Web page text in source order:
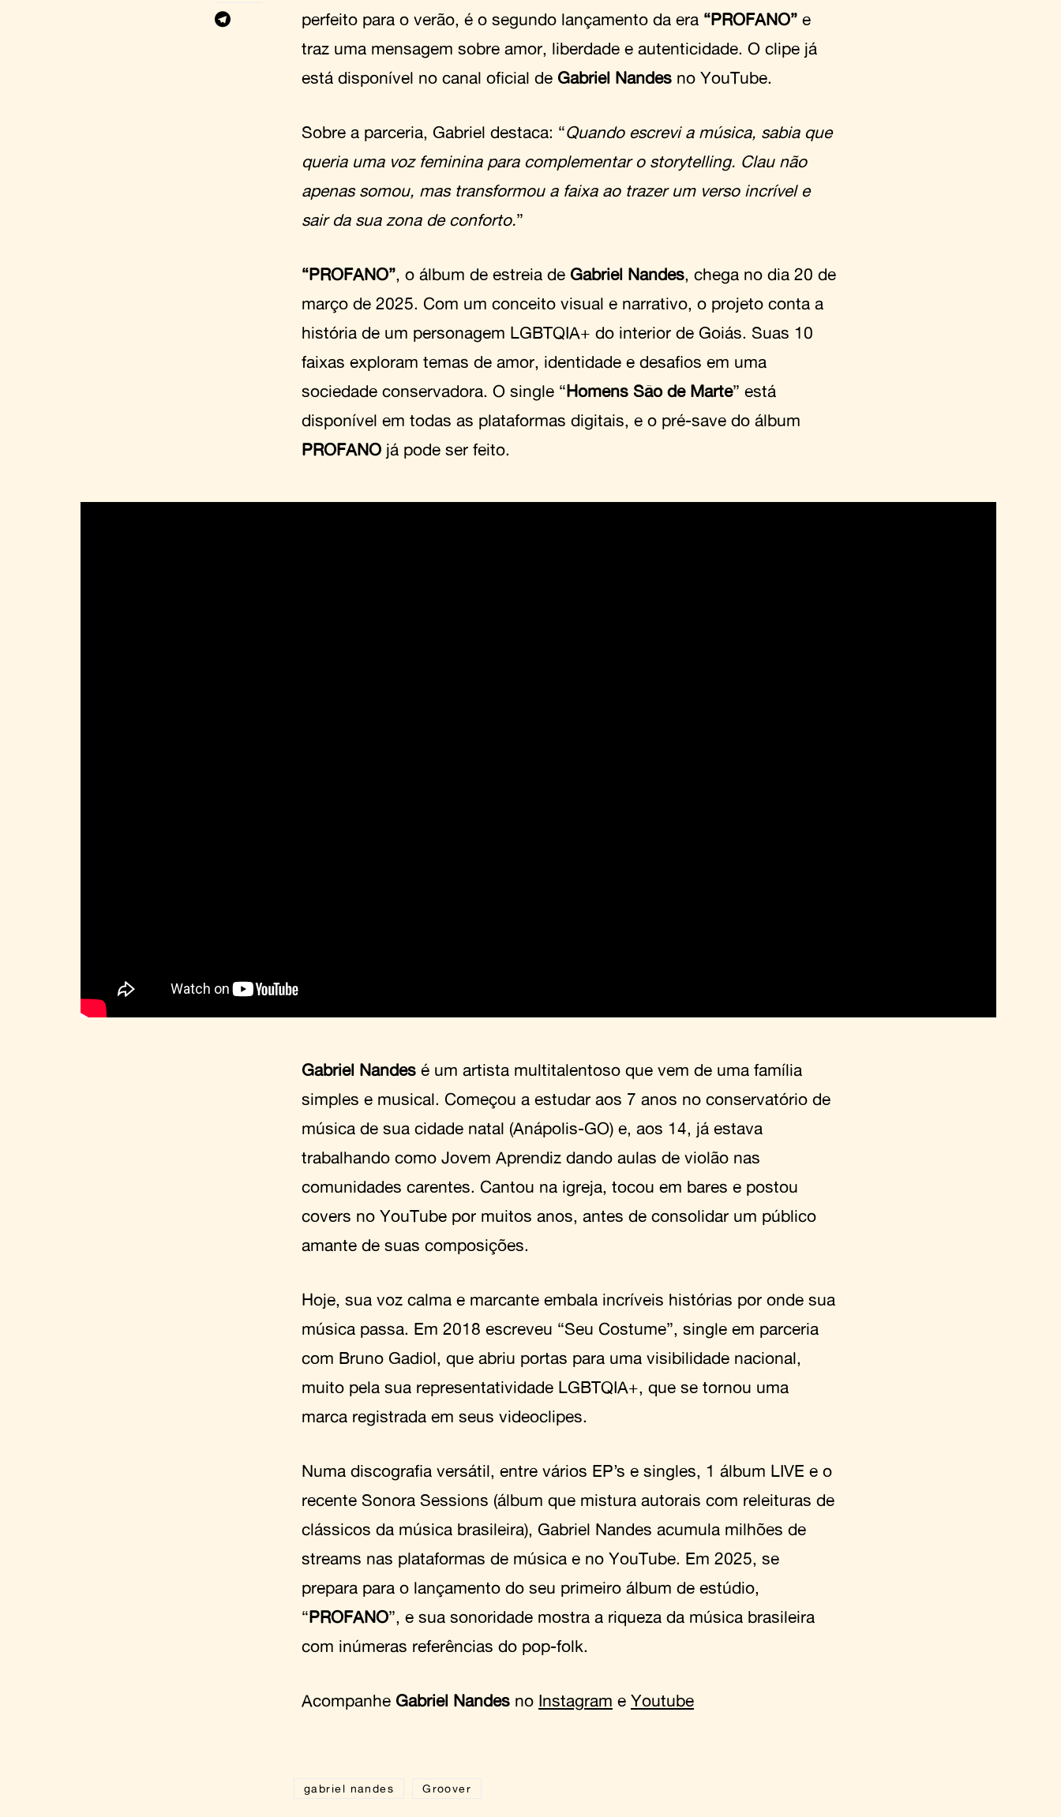
perfeito para o verão, é o segundo lançamento da era “PROFANO” e
traz uma mensagem sobre amor, liberdade e autenticidade. O clipe já
está disponível no canal oficial de Gabriel Nandes no YouTube.
Sobre a parceria, Gabriel destaca: “Quando escrevi a música, sabia que
queria uma voz feminina para complementar o storytelling. Clau não
apenas somou, mas transformou a faixa ao trazer um verso incrível e
sair da sua zona de conforto.”
“PROFANO”, o álbum de estreia de Gabriel Nandes, chega no dia 20 de
março de 2025. Com um conceito visual e narrativo, o projeto conta a
história de um personagem LGBTQIA+ do interior de Goiás. Suas 10
faixas exploram temas de amor, identidade e desafios em uma
sociedade conservadora. O single “Homens São de Marte” está
disponível em todas as plataformas digitais, e o pré-save do álbum
PROFANO já pode ser feito.
Gabriel Nandes é um artista multitalentoso que vem de uma família
simples e musical. Começou a estudar aos 7 anos no conservatório de
música de sua cidade natal (Anápolis-GO) e, aos 14, já estava
trabalhando como Jovem Aprendiz dando aulas de violão nas
comunidades carentes. Cantou na igreja, tocou em bares e postou
covers no YouTube por muitos anos, antes de consolidar um público
amante de suas composições.
Hoje, sua voz calma e marcante embala incríveis histórias por onde sua
música passa. Em 2018 escreveu “Seu Costume”, single em parceria
com Bruno Gadiol, que abriu portas para uma visibilidade nacional,
muito pela sua representatividade LGBTQIA+, que se tornou uma
marca registrada em seus videoclipes.
Numa discografia versátil, entre vários EP’s e singles, 1 álbum LIVE e o
recente Sonora Sessions (álbum que mistura autorais com releituras de
clássicos da música brasileira), Gabriel Nandes acumula milhões de
streams nas plataformas de música e no YouTube. Em 2025, se
prepara para o lançamento do seu primeiro álbum de estúdio,
“PROFANO”, e sua sonoridade mostra a riqueza da música brasileira
com inúmeras referências do pop-folk.
Acompanhe Gabriel Nandes no Instagram e Youtube
gabriel nandes Groover